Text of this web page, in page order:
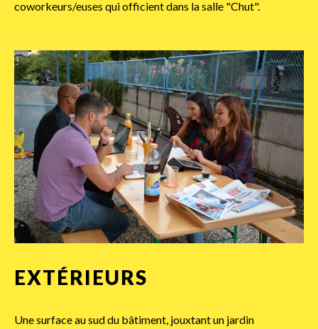
coworkeurs/euses qui officient dans la salle "Chut".
EXTÉRIEURS
Une surface au sud du bâtiment, jouxtant un jardin